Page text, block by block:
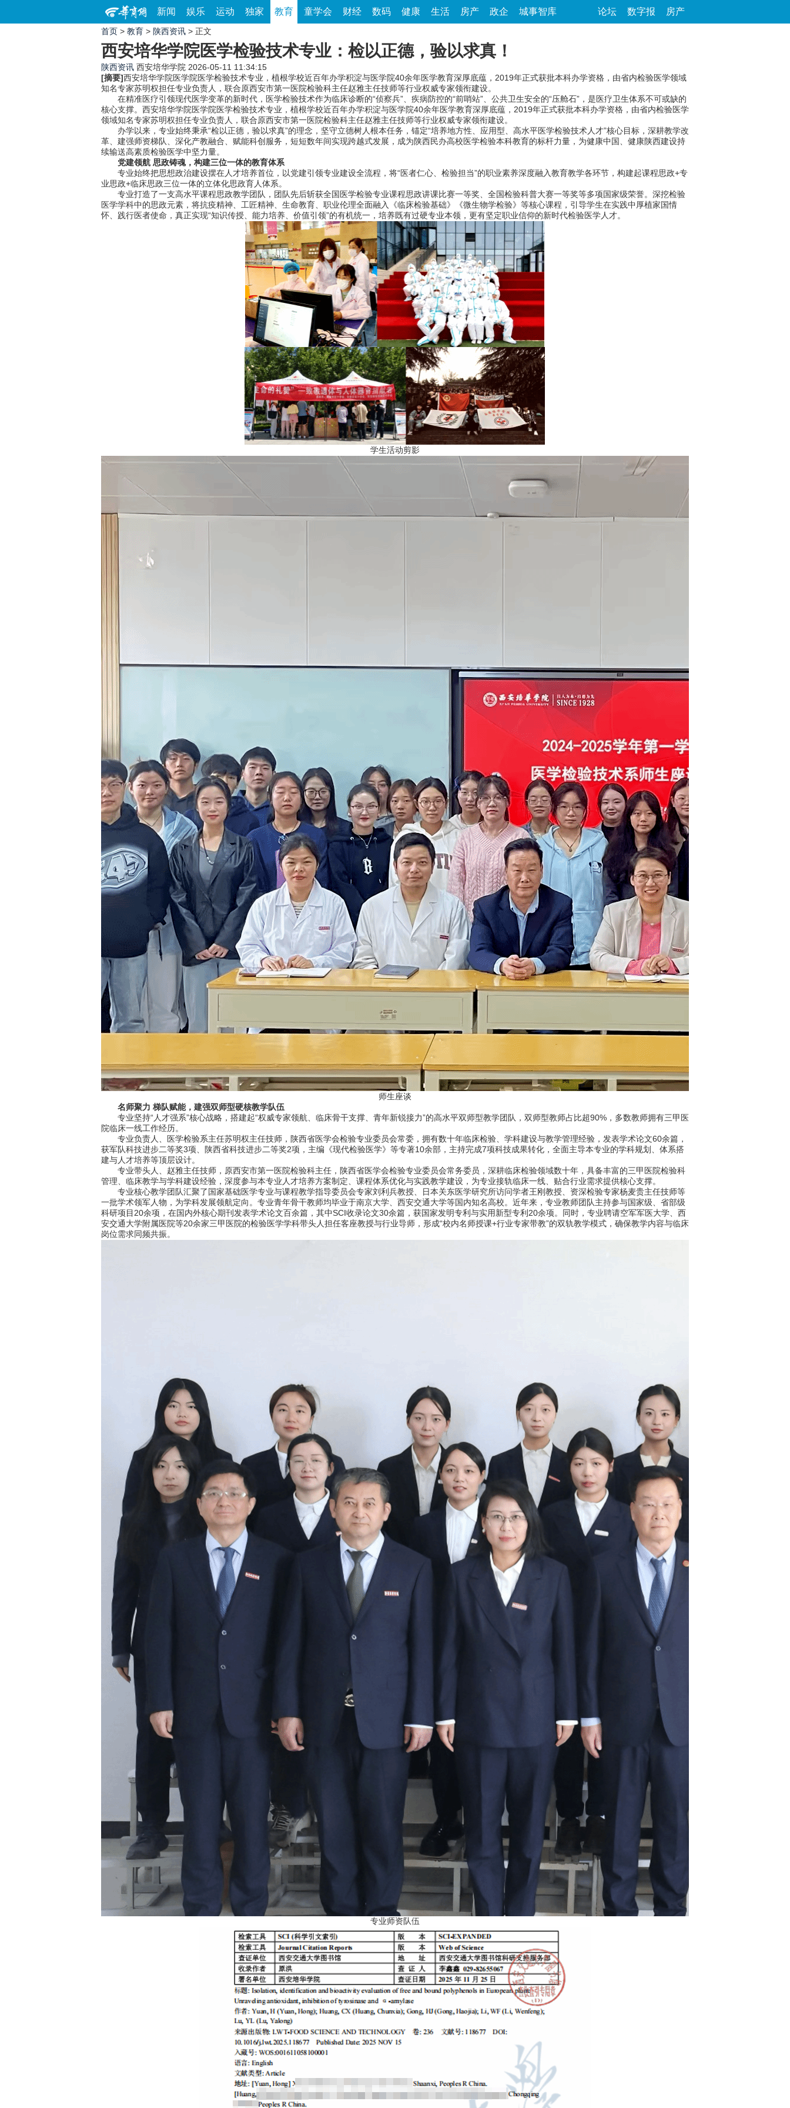
新闻 娱乐 运动 独家 教育 童学会 财经 数码 健康 生活 房产 政企 城事智库 论坛 数字报 房产
首页 > 教育 > 陕西资讯 > 正文
西安培华学院医学检验技术专业：检以正德，验以求真！
陕西资讯 西安培华学院 2026-05-11 11:34:15
[摘要]西安培华学院医学院医学检验技术专业，植根学校近百年办学积淀与医学院40余年医学教育深厚底蕴，2019年正式获批本科办学资格，由省内检验医学领域
知名专家苏明权担任专业负责人，联合原西安市第一医院检验科主任赵雅主任技师等行业权威专家领衔建设。
在精准医疗引领现代医学变革的新时代，医学检验技术作为临床诊断的“侦察兵”、疾病防控的“前哨站”、公共卫生安全的“压舱石”，是医疗卫生体系不可或缺的
核心支撑。西安培华学院医学院医学检验技术专业，植根学校近百年办学积淀与医学院40余年医学教育深厚底蕴，2019年正式获批本科办学资格，由省内检验医学
领域知名专家苏明权担任专业负责人，联合原西安市第一医院检验科主任赵雅主任技师等行业权威专家领衔建设。
办学以来，专业始终秉承“检以正德，验以求真”的理念，坚守立德树人根本任务，锚定“培养地方性、应用型、高水平医学检验技术人才”核心目标，深耕教学改
革、建强师资梯队、深化产教融合、赋能科创服务，短短数年间实现跨越式发展，成为陕西民办高校医学检验本科教育的标杆力量，为健康中国、健康陕西建设持
续输送高素质检验医学中坚力量。
党建领航 思政铸魂，构建三位一体的教育体系
专业始终把思想政治建设摆在人才培养首位，以党建引领专业建设全流程，将“医者仁心、检验担当”的职业素养深度融入教育教学各环节，构建起课程思政+专
业思政+临床思政三位一体的立体化思政育人体系。
专业打造了一支高水平课程思政教学团队，团队先后斩获全国医学检验专业课程思政讲课比赛一等奖、全国检验科普大赛一等奖等多项国家级荣誉。深挖检验
医学学科中的思政元素，将抗疫精神、工匠精神、生命教育、职业伦理全面融入《临床检验基础》《微生物学检验》等核心课程，引导学生在实践中厚植家国情
怀、践行医者使命，真正实现“知识传授、能力培养、价值引领”的有机统一，培养既有过硬专业本领，更有坚定职业信仰的新时代检验医学人才。
学生活动剪影
师生座谈
名师聚力 梯队赋能，建强双师型硬核教学队伍
专业坚持“人才强系”核心战略，搭建起“权威专家领航、临床骨干支撑、青年新锐接力”的高水平双师型教学团队，双师型教师占比超90%，多数教师拥有三甲医
院临床一线工作经历。
专业负责人、医学检验系主任苏明权主任技师，陕西省医学会检验专业委员会常委，拥有数十年临床检验、学科建设与教学管理经验，发表学术论文60余篇，
获军队科技进步二等奖3项、陕西省科技进步二等奖2项，主编《现代检验医学》等专著10余部，主持完成7项科技成果转化，全面主导本专业的学科规划、体系搭
建与人才培养等顶层设计。
专业带头人、赵雅主任技师，原西安市第一医院检验科主任，陕西省医学会检验专业委员会常务委员，深耕临床检验领域数十年，具备丰富的三甲医院检验科
管理、临床教学与学科建设经验，深度参与本专业人才培养方案制定、课程体系优化与实践教学建设，为专业接轨临床一线、贴合行业需求提供核心支撑。
专业核心教学团队汇聚了国家基础医学专业与课程教学指导委员会专家刘利兵教授、日本关东医学研究所访问学者王刚教授、资深检验专家杨麦贵主任技师等
一批学术领军人物，为学科发展领航定向。专业青年骨干教师均毕业于南京大学、西安交通大学等国内知名高校。近年来，专业教师团队主持参与国家级、省部级
科研项目20余项，在国内外核心期刊发表学术论文百余篇，其中SCI收录论文30余篇，获国家发明专利与实用新型专利20余项。同时，专业聘请空军军医大学、西
安交通大学附属医院等20余家三甲医院的检验医学学科带头人担任客座教授与行业导师，形成“校内名师授课+行业专家带教”的双轨教学模式，确保教学内容与临床
岗位需求同频共振。
专业师资队伍